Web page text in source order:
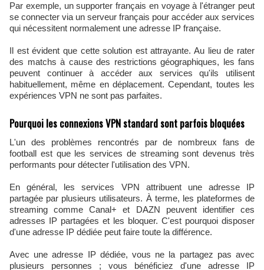
Par exemple, un supporter français en voyage à l'étranger peut
se connecter via un serveur français pour accéder aux services
qui nécessitent normalement une adresse IP française.
Il est évident que cette solution est attrayante. Au lieu de rater
des matchs à cause des restrictions géographiques, les fans
peuvent continuer à accéder aux services qu'ils utilisent
habituellement, même en déplacement. Cependant, toutes les
expériences VPN ne sont pas parfaites.
Pourquoi les connexions VPN standard sont parfois bloquées
L'un des problèmes rencontrés par de nombreux fans de
football est que les services de streaming sont devenus très
performants pour détecter l'utilisation des VPN.
En général, les services VPN attribuent une adresse IP
partagée par plusieurs utilisateurs. À terme, les plateformes de
streaming comme Canal+ et DAZN peuvent identifier ces
adresses IP partagées et les bloquer. C'est pourquoi disposer
d'une adresse IP dédiée peut faire toute la différence.
Avec une adresse IP dédiée, vous ne la partagez pas avec
plusieurs personnes ; vous bénéficiez d'une adresse IP